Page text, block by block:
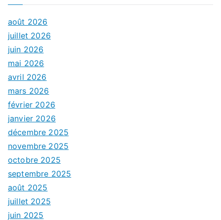
août 2026
juillet 2026
juin 2026
mai 2026
avril 2026
mars 2026
février 2026
janvier 2026
décembre 2025
novembre 2025
octobre 2025
septembre 2025
août 2025
juillet 2025
juin 2025